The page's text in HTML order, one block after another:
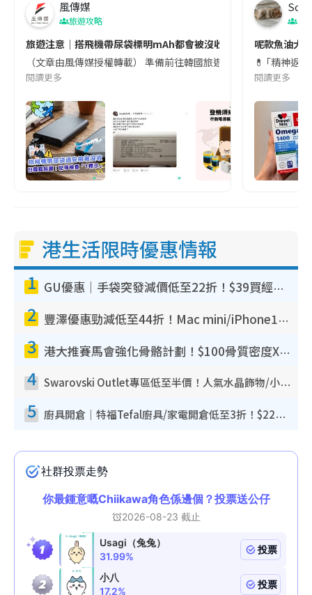
風傳媒
旅遊攻略
旅遊注意｜搭飛機帶尿袋標明mAh都會被沒收😱出發前切記檢查
（文章由風傳媒授權轉載） 準備前往韓國旅遊的民眾，近期要
閱讀更多
Soul
呢款魚油大
💊 ｢精神返
閱讀更多
港生活限時優惠情報
1 GU優惠｜手袋突發減價低至22折！$39買經典波士頓包/餃子袋！飾物同步減價$29起！
2 豐澤優惠勁減低至44折！Mac mini/iPhone17Pro大減價！廚房家電$220起
3 港大推賽馬會強化骨骼計劃！$100骨質密度X光檢查 完成免費運動訓練送超市禮券！附參加資格
4 Swarovski Outlet專區低至半價！人氣水晶飾物/小擺設$138起！迪士尼款/水晶高跟鞋都有平
5 廚具開倉｜特福Tefal廚具/家電開倉低至3折！$220起買平底鍋/炒鑊/湯煲！電飯煲/吸塵機/燙斗$418起